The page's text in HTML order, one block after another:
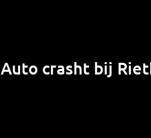
Auto crasht bij